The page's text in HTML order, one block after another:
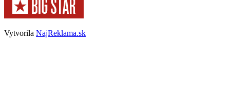
Vytvorila NajReklama.sk